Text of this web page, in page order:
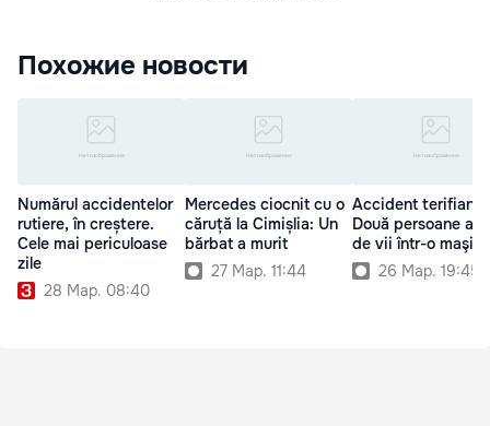
Похожие новости
Numărul accidentelor
rutiere, în creștere.
Cele mai periculoase
zile
28 Мар. 08:40
Mercedes ciocnit cu o
căruță la Cimișlia: Un
bărbat a murit
27 Мар. 11:44
Accident terifiant:
Două persoane au
de vii într-o maşină
26 Мар. 19:45